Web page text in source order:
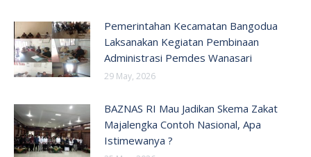
Pemerintahan Kecamatan Bangodua
Laksanakan Kegiatan Pembinaan
Administrasi Pemdes Wanasari
29 May, 2026
BAZNAS RI Mau Jadikan Skema Zakat
Majalengka Contoh Nasional, Apa
Istimewanya ?